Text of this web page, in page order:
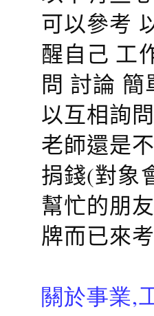
可以參考
醒自己 工
問 討論
以互相詢
老師還是
捐錢(對象
幫忙的朋
牌而已來
關於事業,